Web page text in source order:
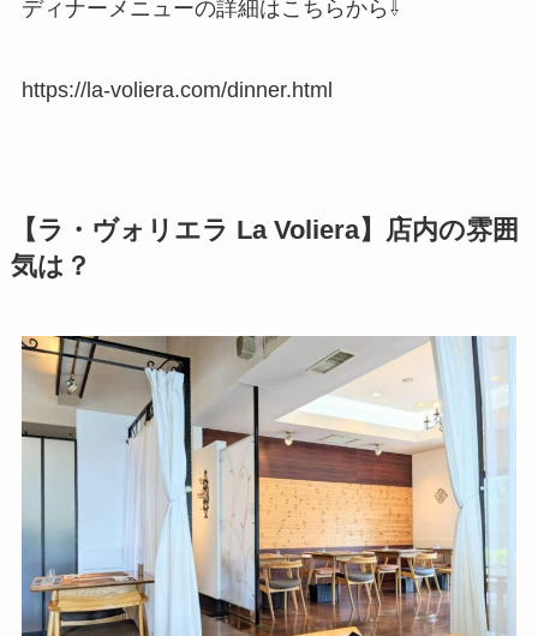
ディナーメニューの詳細はこちらから⇩
https://la-voliera.com/dinner.html
【ラ・ヴォリエラ La Voliera】店内の雰囲
気は？